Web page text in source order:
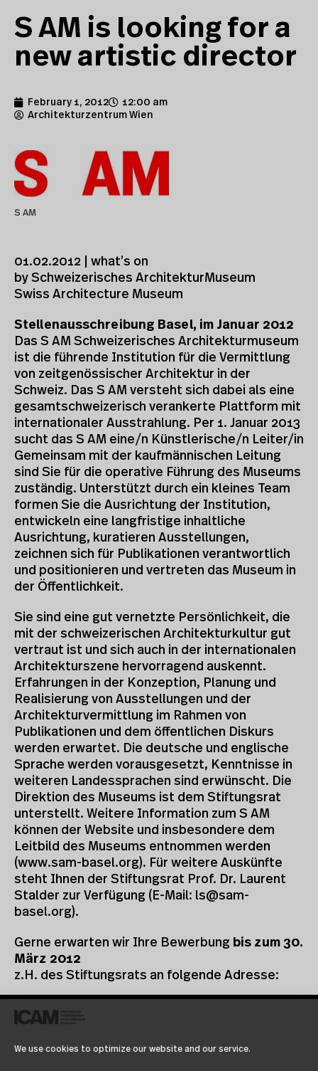
We use cookies to optimize our website and our service.
S AM is looking for a
new artistic director
February 1, 2012
12:00 am
Architekturzentrum Wien
S AM
01.02.2012 | what’s on
by Schweizerisches ArchitekturMuseum
Swiss Architecture Museum
Stellenausschreibung Basel, im Januar 2012
Das S AM Schweizerisches Architekturmuseum
ist die führende Institution für die Vermittlung
von zeitgenössischer Architektur in der
Schweiz. Das S AM versteht sich dabei als eine
gesamtschweizerisch verankerte Plattform mit
internationaler Ausstrahlung. Per 1. Januar 2013
sucht das S AM eine/n Künstlerische/n Leiter/in
Gemeinsam mit der kaufmännischen Leitung
sind Sie für die operative Führung des Museums
zuständig. Unterstützt durch ein kleines Team
formen Sie die Ausrichtung der Institution,
entwickeln eine langfristige inhaltliche
Ausrichtung, kuratieren Ausstellungen,
zeichnen sich für Publikationen verantwortlich
und positionieren und vertreten das Museum in
der Öffentlichkeit.
Sie sind eine gut vernetzte Persönlichkeit, die
mit der schweizerischen Architekturkultur gut
vertraut ist und sich auch in der internationalen
Architekturszene hervorragend auskennt.
Erfahrungen in der Konzeption, Planung und
Realisierung von Ausstellungen und der
Architekturvermittlung im Rahmen von
Publikationen und dem öffentlichen Diskurs
werden erwartet. Die deutsche und englische
Sprache werden vorausgesetzt, Kenntnisse in
weiteren Landessprachen sind erwünscht. Die
Direktion des Museums ist dem Stiftungsrat
unterstellt. Weitere Information zum S AM
können der Website und insbesondere dem
Leitbild des Museums entnommen werden
(www.sam-basel.org). Für weitere Auskünfte
steht Ihnen der Stiftungsrat Prof. Dr. Laurent
Stalder zur Verfügung (E-Mail: ls@sam-
basel.org).
Gerne erwarten wir Ihre Bewerbung bis zum 30.
März 2012
z.H. des Stiftungsrats an folgende Adresse:
Präsident des Stiftungsrates
Steinenberg 7, Postfach 911